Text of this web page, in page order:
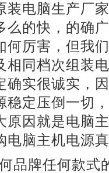
装电脑生产厂
么的快，的确
何厉害，但我
相同档次组装
确实很诚实，
稳定压倒一切
原因就是电脑
电脑主机电源
牌任何款式